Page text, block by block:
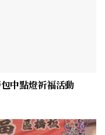
中點燈祈福活動